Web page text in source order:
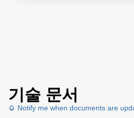
기술 문서
Notify me when documents are